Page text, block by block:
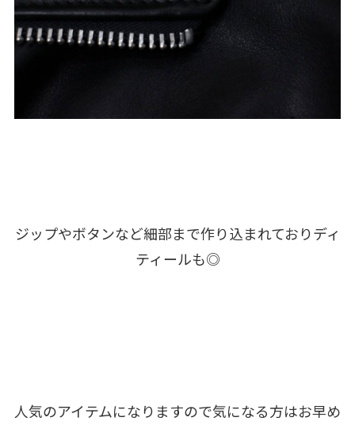
ジップやボタンなど細部まで作り込まれておりディ
ティールも◎
人気のアイテムになりますので気になる方はお早め